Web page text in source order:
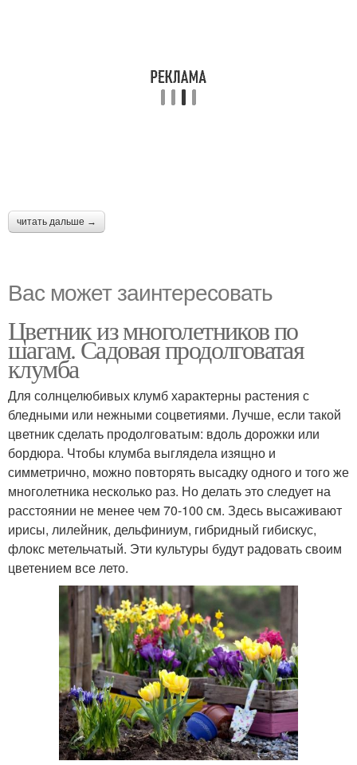
читать дальше →
Вас может заинтересовать
Цветник из многолетников по
шагам. Садовая продолговатая
клумба
Для солнцелюбивых клумб характерны растения с
бледными или нежными соцветиями. Лучше, если такой
цветник сделать продолговатым: вдоль дорожки или
бордюра. Чтобы клумба выглядела изящно и
симметрично, можно повторять высадку одного и того же
многолетника несколько раз. Но делать это следует на
расстоянии не менее чем 70-100 см. Здесь высаживают
ирисы, лилейник, дельфиниум, гибридный гибискус,
флокс метельчатый. Эти культуры будут радовать своим
цветением все лето.